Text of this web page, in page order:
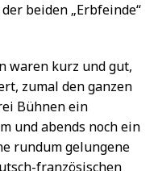
beiden „Erbfeinde“
waren kurz und gut,
zumal den ganzen
Bühnen ein
und abends noch ein
rundum gelungene
französischen